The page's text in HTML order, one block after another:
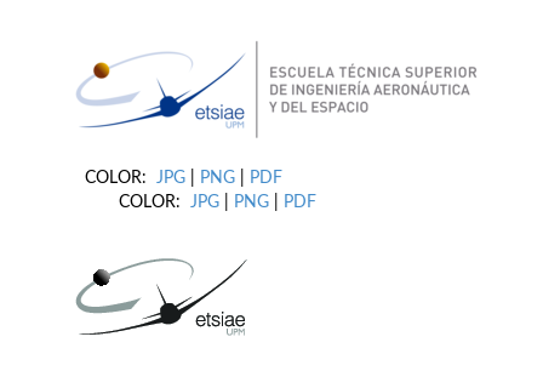
COLOR: JPG PNG
PDF
COLOR: JPG PNG PDF